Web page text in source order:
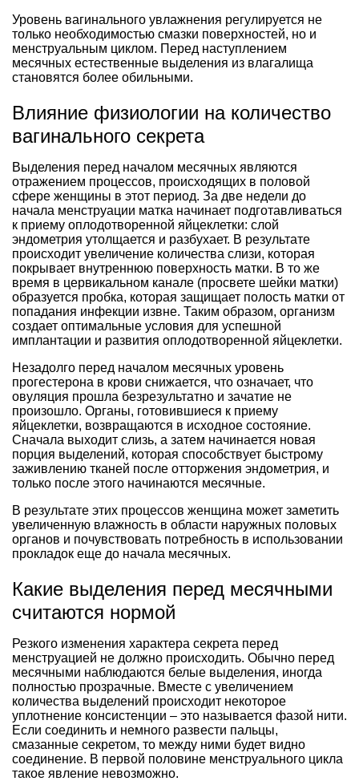
Уровень вагинального увлажнения регулируется не
только необходимостью смазки поверхностей, но и
менструальным циклом. Перед наступлением
месячных естественные выделения из влагалища
становятся более обильными.
Влияние физиологии на количество
вагинального секрета
Выделения перед началом месячных являются
отражением процессов, происходящих в половой
сфере женщины в этот период. За две недели до
начала менструации матка начинает подготавливаться
к приему оплодотворенной яйцеклетки: слой
эндометрия утолщается и разбухает. В результате
происходит увеличение количества слизи, которая
покрывает внутреннюю поверхность матки. В то же
время в цервикальном канале (просвете шейки матки)
образуется пробка, которая защищает полость матки от
попадания инфекции извне. Таким образом, организм
создает оптимальные условия для успешной
имплантации и развития оплодотворенной яйцеклетки.
Незадолго перед началом месячных уровень
прогестерона в крови снижается, что означает, что
овуляция прошла безрезультатно и зачатие не
произошло. Органы, готовившиеся к приему
яйцеклетки, возвращаются в исходное состояние.
Сначала выходит слизь, а затем начинается новая
порция выделений, которая способствует быстрому
заживлению тканей после отторжения эндометрия, и
только после этого начинаются месячные.
В результате этих процессов женщина может заметить
увеличенную влажность в области наружных половых
органов и почувствовать потребность в использовании
прокладок еще до начала месячных.
Какие выделения перед месячными
считаются нормой
Резкого изменения характера секрета перед
менструацией не должно происходить. Обычно перед
месячными наблюдаются белые выделения, иногда
полностью прозрачные. Вместе с увеличением
количества выделений происходит некоторое
уплотнение консистенции – это называется фазой нити.
Если соединить и немного развести пальцы,
смазанные секретом, то между ними будет видно
соединение. В первой половине менструального цикла
такое явление невозможно.